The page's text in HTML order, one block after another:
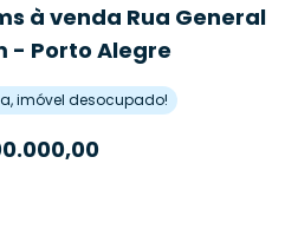
à venda Rua General
- Porto Alegre
imóvel desocupado!